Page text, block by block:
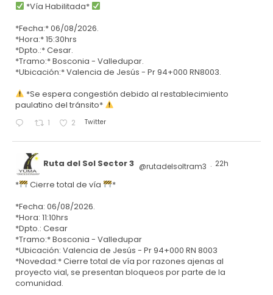
*Vía Habilitada*
*Fecha:* 06/08/2026.
*Hora:* 15:30hrs
*Dpto.:* Cesar.
*Tramo:* Bosconia - Valledupar.
*Ubicación:* Valencia de Jesús - Pr 94+000 RN8003.
*Se espera congestión debido al restablecimiento
paulatino del tránsito*
1 2 Twitter
Ruta del Sol Sector 3 @rutadelsoltram3 · 22h
* Cierre total de vía
*
*Fecha: 06/08/2026.
*Hora: 11:10hrs
*Dpto.: Cesar
*Tramo:* Bosconia - Valledupar
*Ubicación: Valencia de Jesús - Pr 94+000 RN 8003
*Novedad:* Cierre total de vía por razones ajenas al
proyecto vial, se presentan bloqueos por parte de la
comunidad.